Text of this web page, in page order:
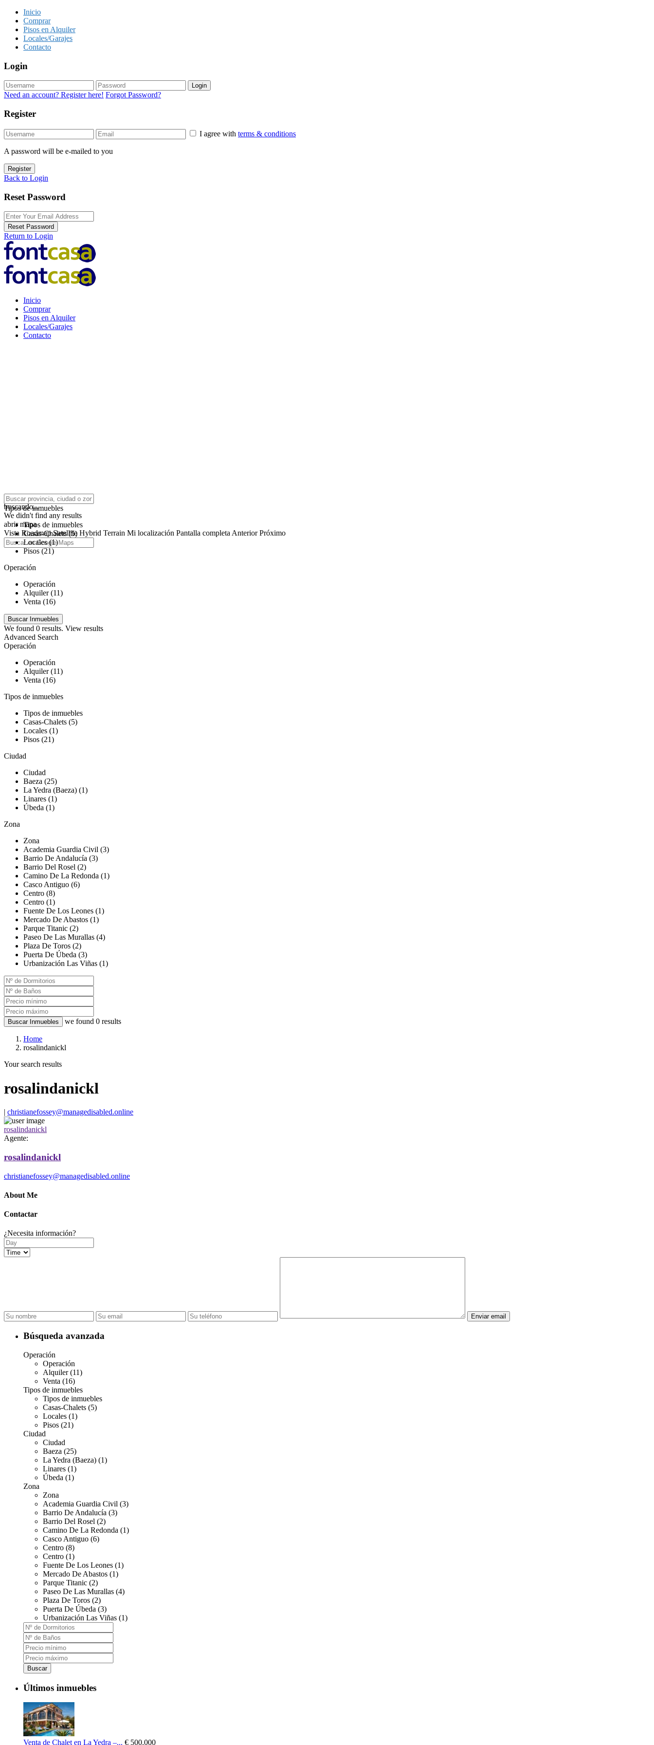
Inicio
Comprar
Pisos en Alquiler
Locales/Garajes
Contacto
Login
Login
Need an account? Register here! Forgot Password?
Register
I agree with terms & conditions
A password will be e-mailed to you
Register
Back to Login
Reset Password
Reset Password
Return to Login
Inicio
Comprar
Pisos en Alquiler
Locales/Garajes
Contacto
click to enable zoom
buscando...
We didn't find any results
abrir mapa
Vista Roadmap Satellite Hybrid Terrain Mi localización Pantalla completa Anterior Próximo
Tipos de inmuebles
Tipos de inmuebles
Casas-Chalets (5)
Locales (1)
Pisos (21)
Operación
Operación
Alquiler (11)
Venta (16)
We found 0 results. View results
Advanced Search
Operación
Operación
Alquiler (11)
Venta (16)
Tipos de inmuebles
Tipos de inmuebles
Casas-Chalets (5)
Locales (1)
Pisos (21)
Ciudad
Ciudad
Baeza (25)
La Yedra (Baeza) (1)
Linares (1)
Úbeda (1)
Zona
Zona
Academia Guardia Civil (3)
Barrio De Andalucía (3)
Barrio Del Rosel (2)
Camino De La Redonda (1)
Casco Antiguo (6)
Centro (8)
Centro (1)
Fuente De Los Leones (1)
Mercado De Abastos (1)
Parque Titanic (2)
Paseo De Las Murallas (4)
Plaza De Toros (2)
Puerta De Úbeda (3)
Urbanización Las Viñas (1)
Buscar Inmuebles we found 0 results
Home
rosalindanickl
Your search results
rosalindanickl
| christianefossey@managedisabled.online
rosalindanickl
Agente:
rosalindanickl
christianefossey@managedisabled.online
About Me
Contactar
¿Necesita información?
Búsqueda avanzada
Operación
Operación
Alquiler (11)
Venta (16)
Tipos de inmuebles
Tipos de inmuebles
Casas-Chalets (5)
Locales (1)
Pisos (21)
Ciudad
Ciudad
Baeza (25)
La Yedra (Baeza) (1)
Linares (1)
Úbeda (1)
Zona
Zona
Academia Guardia Civil (3)
Barrio De Andalucía (3)
Barrio Del Rosel (2)
Camino De La Redonda (1)
Casco Antiguo (6)
Centro (8)
Centro (1)
Fuente De Los Leones (1)
Mercado De Abastos (1)
Parque Titanic (2)
Paseo De Las Murallas (4)
Plaza De Toros (2)
Puerta De Úbeda (3)
Urbanización Las Viñas (1)
Buscar
Últimos inmuebles
Venta de Chalet en La Yedra –... € 500.000